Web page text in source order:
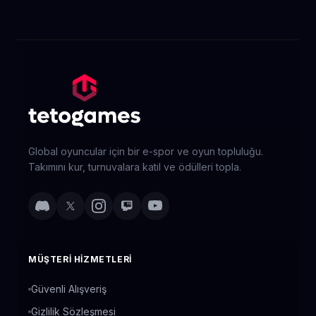
Global oyuncular için bir e-spor ve oyun topluluğu.
Takımını kur, turnuvalara katıl ve ödülleri topla.
MÜŞTERI HIZMETLERI
Güvenli Alışveriş
Gizlilik Sözleşmesi